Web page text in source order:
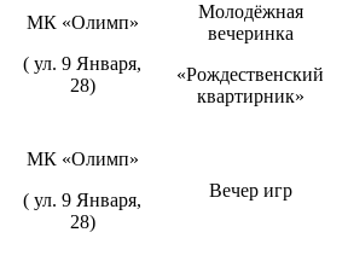
МК «Олимп»
( ул. 9 Января,
28)
Молодёжная
вечеринка
«Рождественский
квартирник»
МК «Олимп»
( ул. 9 Января,
28)
Вечер игр